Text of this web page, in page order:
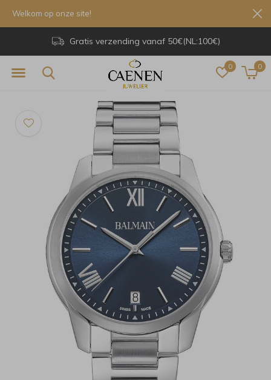
0 0
Gratis verzending vanaf 50€(NL:100€)
Welkom op onze site!